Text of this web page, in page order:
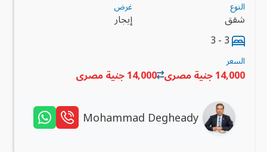
النوع
شقق
غرض
إيجار
السعر
14,000 جنية مصرى 14,000 جنية مصرى
Mohammad Degheady